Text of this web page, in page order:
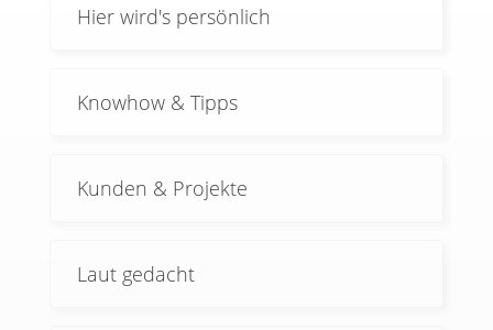
Hier wird's persönlich
Knowhow & Tipps
Kunden & Projekte
Laut gedacht